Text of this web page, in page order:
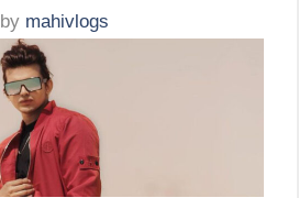
by mahivlogs